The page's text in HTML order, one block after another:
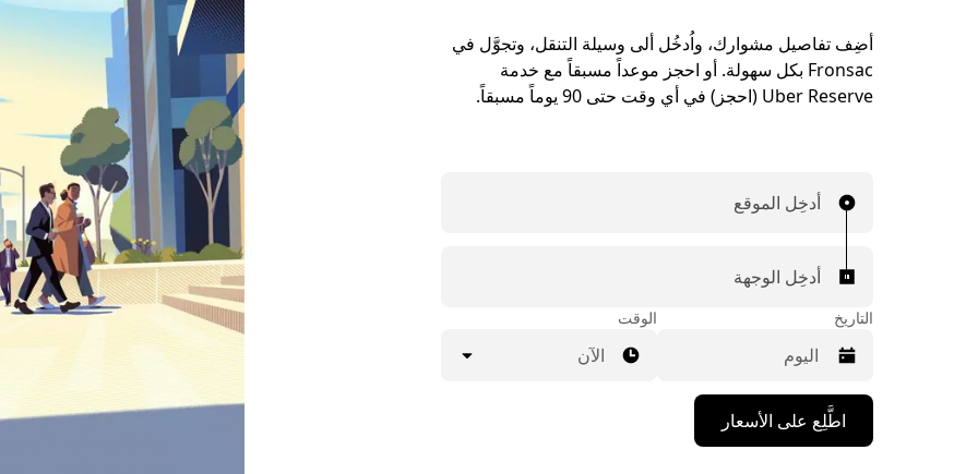
أضِف تفاصيل مشوارك، واُدخُل ألى وسيلة التنقل، وتجوَّل في
Fronsac بكل سهولة. أو احجز موعداً مسبقاً مع خدمة
Uber Reserve (احجز) في أي وقت حتى 90 يوماً مسبقاً.
أدخِل الموقع
أدخِل الوجهة
التاريخ
اضغط
على
مفتاح
الوقت
الآن
اطَّلِع على الأسعار